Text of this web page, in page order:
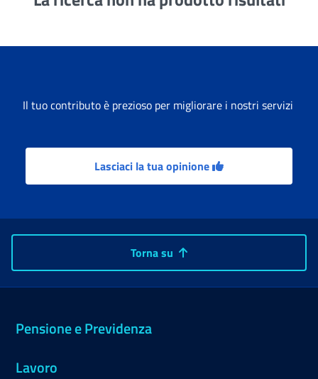
Il tuo contributo è prezioso per migliorare i nostri servizi
Lasciaci la tua opinione
Torna su
Pensione e Previdenza
Lavoro